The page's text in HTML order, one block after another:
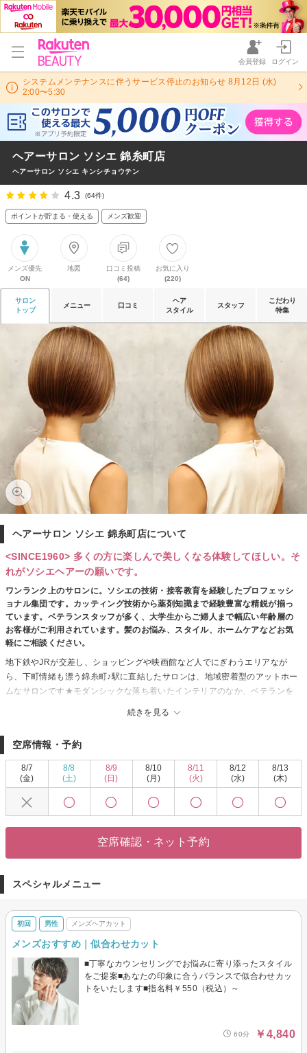
会員登録 ログイン
システムメンテナンスに伴うサービス停止のお知らせ 8月12日 (水)
2:00〜5:30
ヘアーサロン ソシエ 錦糸町店
ヘアーサロン ソシエ キンシチョウテン
4.3 (64件)
ポイントが貯まる・使える メンズ歓迎
メンズ優先
ON
地図
口コミ投稿
(64)
お気に入り
(220)
サロン
トップ
メニュー 口コミ
ヘア
スタイル
スタッフ
こだわり
特集
ヘアーサロン ソシエ 錦糸町店について
<SINCE1960> 多くの方に楽しんで美しくなる体験してほしい。そ
れがソシエヘアーの願いです。
ワンランク上のサロンに。ソシエの技術・接客教育を経験したプロフェッシ
ョナル集団です。カッティング技術から薬剤知識まで経験豊富な精鋭が揃っ
ています。ベテランスタッフが多く、大学生からご婦人まで幅広い年齢層の
お客様がご利用されています。髪のお悩み、スタイル、ホームケアなどお気
軽にご相談ください。
続きを見る
地下鉄やJRが交差し、ショッピングや映画館など人でにぎわうエリアなが
ら、下町情緒も漂う錦糸町♪駅に直結したサロンは、地域密着型のアットホー
ムなサロンです★モダンシックな落ち着いたインテリアのなか、ベテランを
性の美を追求してきたソシエだからこそできる、最高のおもてなしの心であ
なたを心身ともに美しく、極上のリラックスをご提供☆
最新のヘアトレンドはもちろん、美髪・頭皮など『幅広い知識と確かなテク
ていただけるよう清潔で落ち着いたサロンづくりや、お客様ひとりひとりと
し/白髪ハイライト/脱白髪染め/髪質改善/ヘッドスパ］
空席情報・予約
8/7
(金)
8/8
(土)
8/9
(日)
8/10
(月)
8/11
(火)
8/12
(水)
8/13
(木)
空席確認・ネット予約
スペシャルメニュー
初回 男性 メンズヘアカット
メンズおすすめ｜似合わせカット
■丁寧なカウンセリングでお悩みに寄り添ったスタイル
をご提案■あなたの印象に合うバランスで似合わせカッ
トをいたします■指名料￥550（税込）～
60分 ￥4,840